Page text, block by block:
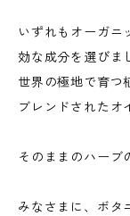
いずれもオーガニ
効な成分を選びま
世界の極地で育つ
ブレンドされたオ
そのままのハーブ
みなさまに、ボタ